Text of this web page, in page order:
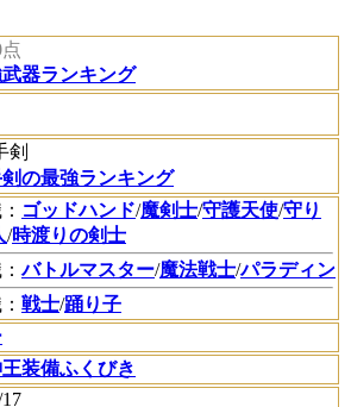
点
器ランキング
剣
の最強ランキング
ゴッドハンド/魔剣士/守護天使/守り
/時渡りの剣士
：バトルマスター/魔法戦士/パラディン
戦士/踊り子
装備ふくびき